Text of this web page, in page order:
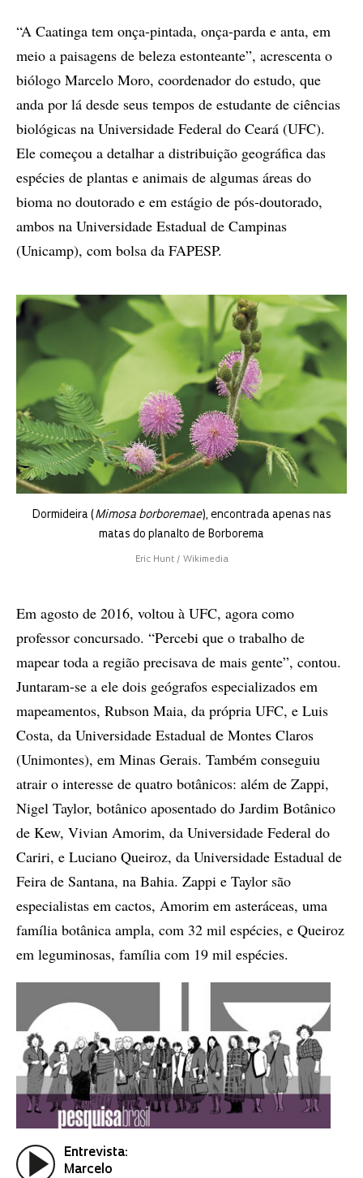
“A Caatinga tem onça-pintada, onça-parda e anta, em
meio a paisagens de beleza estonteante”, acrescenta o
biólogo Marcelo Moro, coordenador do estudo, que
anda por lá desde seus tempos de estudante de ciências
biológicas na Universidade Federal do Ceará (UFC).
Ele começou a detalhar a distribuição geográfica das
espécies de plantas e animais de algumas áreas do
bioma no doutorado e em estágio de pós-doutorado,
ambos na Universidade Estadual de Campinas
(Unicamp), com bolsa da FAPESP.
Dormideira ( Mimosa borboremae), encontrada apenas nas
matas do planalto de Borborema
Eric Hunt / Wikimedia
Em agosto de 2016, voltou à UFC, agora como
professor concursado. “Percebi que o trabalho de
mapear toda a região precisava de mais gente”, contou.
Juntaram-se a ele dois geógrafos especializados em
mapeamentos, Rubson Maia, da própria UFC, e Luis
Costa, da Universidade Estadual de Montes Claros
(Unimontes), em Minas Gerais. Também conseguiu
atrair o interesse de quatro botânicos: além de Zappi,
Nigel Taylor, botânico aposentado do Jardim Botânico
de Kew, Vivian Amorim, da Universidade Federal do
Cariri, e Luciano Queiroz, da Universidade Estadual de
Feira de Santana, na Bahia. Zappi e Taylor são
especialistas em cactos, Amorim em asteráceas, uma
família botânica ampla, com 32 mil espécies, e Queiroz
em leguminosas, família com 19 mil espécies.
Entrevista:
Marcelo